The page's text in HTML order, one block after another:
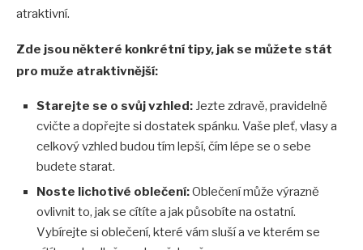
atraktivní.
Zde jsou některé konkrétní tipy, jak se můžete stát
pro muže atraktivnější:
Starejte se o svůj vzhled: Jezte zdravě, pravidelně
cvičte a dopřejte si dostatek spánku. Vaše pleť, vlasy a
celkový vzhled budou tím lepší, čím lépe se o sebe
budete starat.
Noste lichotivé oblečení:Oblečení může výrazně
ovlivnit to, jak se cítíte a jak působíte na ostatní.
Vybírejte si oblečení, které vám sluší a ve kterém se